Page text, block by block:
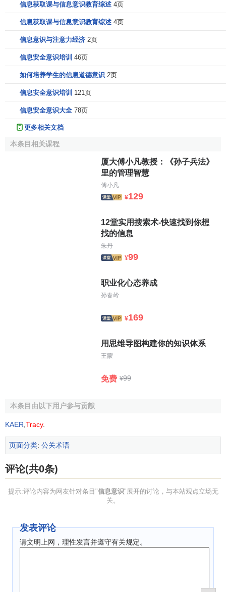
展都是不可能的。
相关条目
公众意识
形象意识
参考文献
↑杨卓舒.企业公共关系实用大全[M].中国经济出版
社，1992年10月第1版.
信息获取课与信息意识教育综述 4页
信息获取课与信息意识教育综述 4页
信息意识与注意力经济 2页
信息安全意识培训 46页
如何培养学生的信息道德意识 2页
信息安全意识培训 121页
信息安全意识大全 78页
更多相关文档
本条目相关课程
厦大傅小凡教授：《孙子兵法》
里的管理智慧
傅小凡
¥129
12堂实用搜索术-快速找到你想
找的信息
朱丹
¥99
职业化心态养成
孙春岭
¥169
用思维导图构建你的知识体系
王蒙
免费 ¥99
本条目由以下用户参与贡献
KAER Tracy.
页面分类: 公关术语
评论(共0条)
提示:评论内容为网友针对条目"信息意识"展开的讨论，与本站观点立场无
关。
发表评论
请文明上网，理性发言并遵守有关规定。